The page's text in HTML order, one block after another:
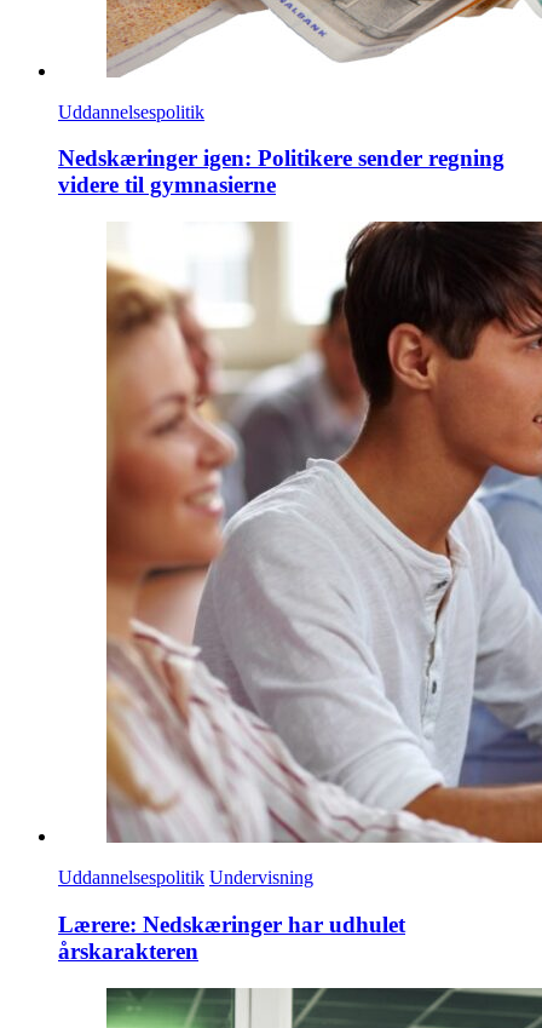
Uddannelsespolitik
Nedskæringer igen: Politikere sender regning
videre til gymnasierne
Uddannelsespolitik Undervisning
Lærere: Nedskæringer har udhulet
årskarakteren